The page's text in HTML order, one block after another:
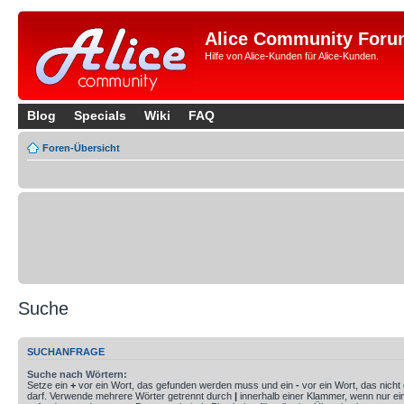
Alice Community
Hilfe von Alice-Kunden für Alice-Kunden.
Blog Specials Wiki FAQ
Foren-Übersicht
Suche
SUCHANFRAGE
Suche nach Wörtern:
Setze ein + vor ein Wort, das gefunden werden muss und ein - vor ein Wort, das nicht
darf. Verwende mehrere Wörter getrennt durch | innerhalb einer Klammer, wenn nur